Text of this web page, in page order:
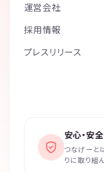
運営会社
採用情報
プレスリリース
安心・安
つなげーと
りに取り組